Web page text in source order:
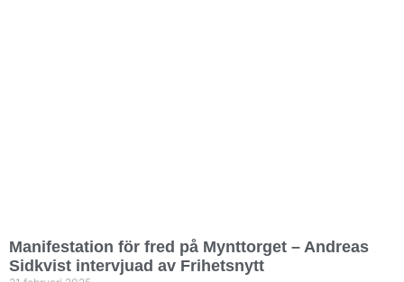
Manifestation för fred på Mynttorget – Andreas
Sidkvist intervjuad av Frihetsnytt